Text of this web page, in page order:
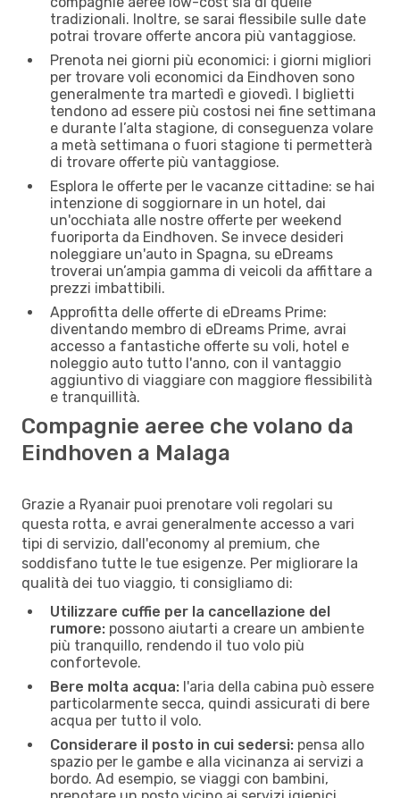
tradizionali. Inoltre, se sarai flessibile sulle date
potrai trovare offerte ancora più vantaggiose.
Prenota nei giorni più economici: i giorni migliori
per trovare voli economici da Eindhoven sono
generalmente tra martedì e giovedì. I biglietti
tendono ad essere più costosi nei fine settimana
e durante l’alta stagione, di conseguenza volare
a metà settimana o fuori stagione ti permetterà
di trovare offerte più vantaggiose.
Esplora le offerte per le vacanze cittadine: se hai
intenzione di soggiornare in un hotel, dai
un'occhiata alle nostre offerte per weekend
fuoriporta da Eindhoven. Se invece desideri
noleggiare un'auto in Spagna, su eDreams
troverai un’ampia gamma di veicoli da affittare a
prezzi imbattibili.
Approfitta delle offerte di eDreams Prime:
diventando membro di eDreams Prime, avrai
accesso a fantastiche offerte su voli, hotel e
noleggio auto tutto l'anno, con il vantaggio
aggiuntivo di viaggiare con maggiore flessibilità
e tranquillità.
Compagnie aeree che volano da
Eindhoven a Malaga
Grazie a Ryanair puoi prenotare voli regolari su
questa rotta, e avrai generalmente accesso a vari
tipi di servizio, dall'economy al premium, che
soddisfano tutte le tue esigenze. Per migliorare la
qualità dei tuo viaggio, ti consigliamo di:
Utilizzare cuffie per la cancellazione del
rumore: possono aiutarti a creare un ambiente
più tranquillo, rendendo il tuo volo più
confortevole.
Bere molta acqua: l'aria della cabina può essere
particolarmente secca, quindi assicurati di bere
acqua per tutto il volo.
Considerare il posto in cui sedersi: pensa allo
spazio per le gambe e alla vicinanza ai servizi a
bordo. Ad esempio, se viaggi con bambini,